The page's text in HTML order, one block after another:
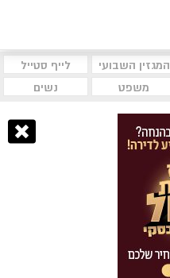
המגזין השבועי
לייף סטייל
משפט נשים